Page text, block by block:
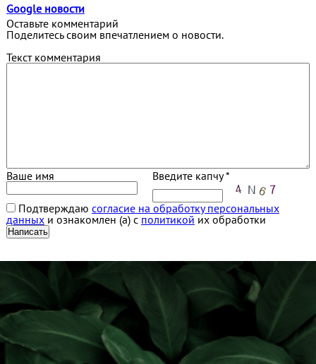
Google новости
Оставьте комментарий
Поделитесь своим впечатлением о новости.
Текст комментария
Ваше имя Введите капчу *
Подтверждаю согласие на обработку персональных
данныхи ознакомлен (а) с политикой их обработки